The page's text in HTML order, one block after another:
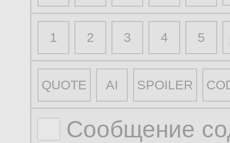
1 2 3 4 5
QUOTE AI SPOILER
Сообщение